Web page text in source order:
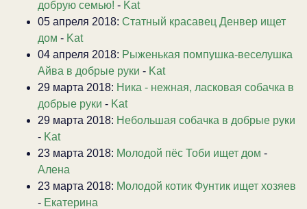
добрую семью! - Kat
05 апреля 2018: Статный красавец Денвер ищет
дом - Kat
04 апреля 2018: Рыженькая помпушка-веселушка
Айва в добрые руки - Kat
29 марта 2018: Ника - нежная, ласковая собачка в
добрые руки - Kat
29 марта 2018: Небольшая собачка в добрые руки
- Kat
23 марта 2018: Молодой пёс Тоби ищет дом -
Алена
23 марта 2018: Молодой котик Фунтик ищет хозяев
- Екатерина